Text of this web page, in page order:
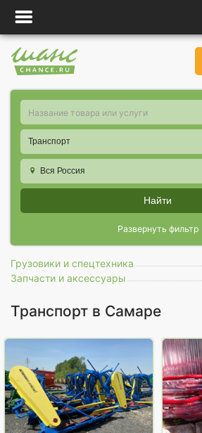
Транспорт
Вся Россия
Найти
Развернуть фильтр
Грузовики и спецтехника
Запчасти и аксессуары
Транспорт в Самаре